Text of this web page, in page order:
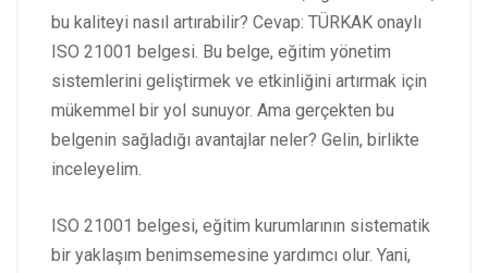
bu kaliteyi nasıl artırabilir? Cevap: TÜRKAK onaylı
ISO 21001 belgesi. Bu belge, eğitim yönetim
sistemlerini geliştirmek ve etkinliğini artırmak için
mükemmel bir yol sunuyor. Ama gerçekten bu
belgenin sağladığı avantajlar neler? Gelin, birlikte
inceleyelim.
ISO 21001 belgesi, eğitim kurumlarının sistematik
bir yaklaşım benimsemesine yardımcı olur. Yani,